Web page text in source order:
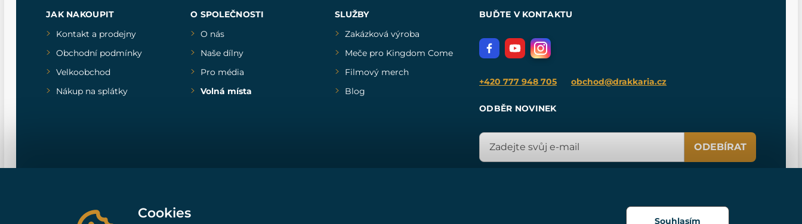
JAK NAKOUPIT
Kontakt a prodejny
Obchodní podmínky
Velkoobchod
Nákup na splátky
O SPOLEČNOSTI
O nás
Naše dílny
Pro média
Volná místa
SLUŽBY
Zakázková výroba
Meče pro Kingdom Come
Filmový merch
Blog
BUĎTE V KONTAKTU
+420 777 948 705 obchod@drakkaria.cz
ODBĚR NOVINEK
ODEBÍRAT
Cookies Souhlasím